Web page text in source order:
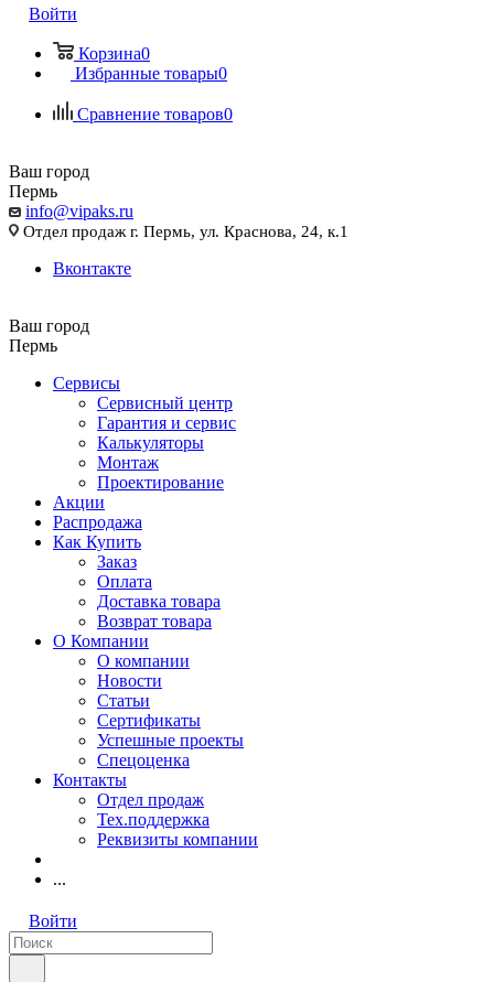
Войти
Корзина0
Избранные товары0
Сравнение товаров0
Ваш город
Пермь
info@vipaks.ru
Отдел продаж г. Пермь, ул. Краснова, 24, к.1
Вконтакте
Ваш город
Пермь
Сервисы
Сервисный центр
Гарантия и сервис
Калькуляторы
Монтаж
Проектирование
Акции
Распродажа
Как Купить
Заказ
Оплата
Доставка товара
Возврат товара
О Компании
О компании
Новости
Статьи
Сертификаты
Успешные проекты
Спецоценка
Контакты
Отдел продаж
Тех.поддержка
Реквизиты компании
...
Войти